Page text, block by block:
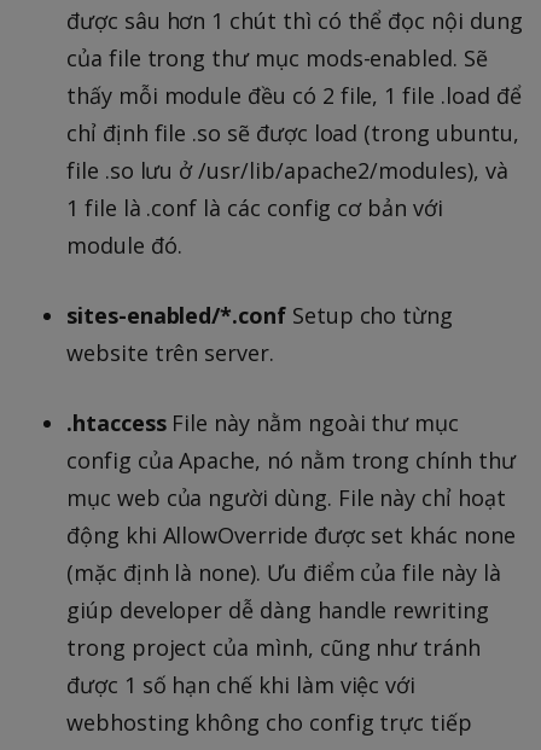
được sâu hơn 1 chút thì có thể đọc nội dung
của file trong thư mục mods-enabled. Sẽ
thấy mỗi module đều có 2 file, 1 file .load để
chỉ định file .so sẽ được load (trong ubuntu,
file .so lưu ở /usr/lib/apache2/modules), và
1 file là .conf là các config cơ bản với
module đó.
sites-enabled/*.confSetup cho từng
website trên server.
.htaccessFile này nằm ngoài thư mục
config của Apache, nó nằm trong chính thư
mục web của người dùng. File này chỉ hoạt
động khi AllowOverride được set khác none
(mặc định là none). Ưu điểm của file này là
giúp developer dễ dàng handle rewriting
trong project của mình, cũng như tránh
được 1 số hạn chế khi làm việc với
webhosting không cho config trực tiếp